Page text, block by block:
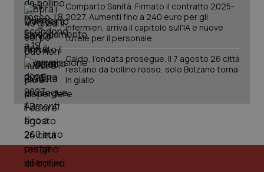
Comparto Sanità. Firmato il contratto 2025-
2027. Aumenti fino a 240 euro per gli
infermieri, arriva il capitolo sull'IA e nuove
tutele per il personale
Caldo, l’ondata prosegue. Il 7 agosto 26 città
restano da bollino rosso, solo Bolzano torna
in giallo